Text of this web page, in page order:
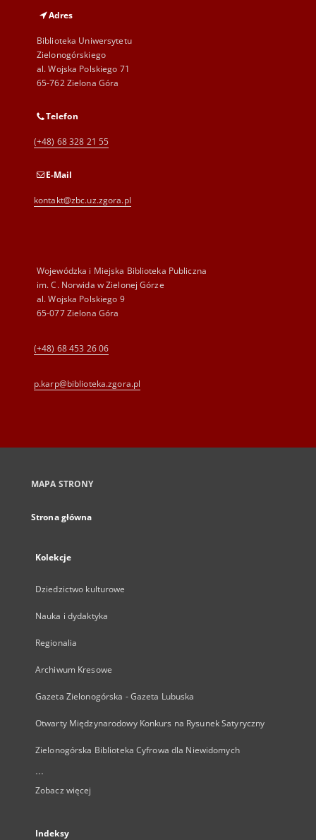
Adres
Biblioteka Uniwersytetu
Zielonogórskiego
al. Wojska Polskiego 71
65-762 Zielona Góra
Telefon
(+48) 68 328 21 55
E-Mail
kontakt@zbc.uz.zgora.pl
Wojewódzka i Miejska Biblioteka Publiczna
im. C. Norwida w Zielonej Górze
al. Wojska Polskiego 9
65-077 Zielona Góra
(+48) 68 453 26 06
p.karp@biblioteka.zgora.pl
MAPA STRONY
Strona główna
Kolekcje
Dziedzictwo kulturowe
Nauka i dydaktyka
Regionalia
Archiwum Kresowe
Gazeta Zielonogórska - Gazeta Lubuska
Otwarty Międzynarodowy Konkurs na Rysunek Satyryczny
Zielonogórska Biblioteka Cyfrowa dla Niewidomych
...
Zobacz więcej
Indeksy